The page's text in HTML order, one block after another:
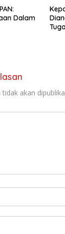
Dalam
akan